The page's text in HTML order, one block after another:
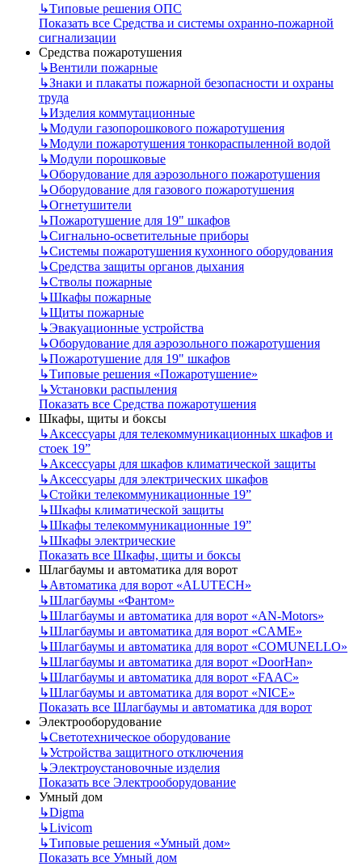
↳Типовые решения ОПС
Показать все Средства и системы охранно-пожарной
сигнализации
Средства пожаротушения
↳Вентили пожарные
↳Знаки и плакаты пожарной безопасности и охраны
труда
↳Изделия коммутационные
↳Модули газопорошкового пожаротушения
↳Модули пожаротушения тонкораспыленной водой
↳Модули порошковые
↳Оборудование для аэрозольного пожаротушения
↳Оборудование для газового пожаротушения
↳Огнетушители
↳Пожаротушение для 19" шкафов
↳Сигнально-осветительные приборы
↳Системы пожаротушения кухонного оборудования
↳Средства защиты органов дыхания
↳Стволы пожарные
↳Шкафы пожарные
↳Щиты пожарные
↳Эвакуационные устройства
↳Оборудование для аэрозольного пожаротушения
↳Пожаротушение для 19" шкафов
↳Типовые решения «Пожаротушение»
↳Установки распыления
Показать все Средства пожаротушения
Шкафы, щиты и боксы
↳Аксессуары для телекоммуникационных шкафов и
стоек 19”
↳Аксессуары для шкафов климатической защиты
↳Аксессуары для электрических шкафов
↳Стойки телекоммуникационные 19”
↳Шкафы климатической защиты
↳Шкафы телекоммуникационные 19”
↳Шкафы электрические
Показать все Шкафы, щиты и боксы
Шлагбаумы и автоматика для ворот
↳Автоматика для ворот «ALUTECH»
↳Шлагбаумы «Фантом»
↳Шлагбаумы и автоматика для ворот «AN-Motors»
↳Шлагбаумы и автоматика для ворот «CAME»
↳Шлагбаумы и автоматика для ворот «COMUNELLO»
↳Шлагбаумы и автоматика для ворот «DoorHan»
↳Шлагбаумы и автоматика для ворот «FAAC»
↳Шлагбаумы и автоматика для ворот «NICE»
Показать все Шлагбаумы и автоматика для ворот
Электрооборудование
↳Светотехническое оборудование
↳Устройства защитного отключения
↳Электроустановочные изделия
Показать все Электрооборудование
Умный дом
↳Digma
↳Livicom
↳Типовые решения «Умный дом»
Показать все Умный дом